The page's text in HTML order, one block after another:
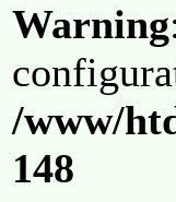
Warning
/www/
148